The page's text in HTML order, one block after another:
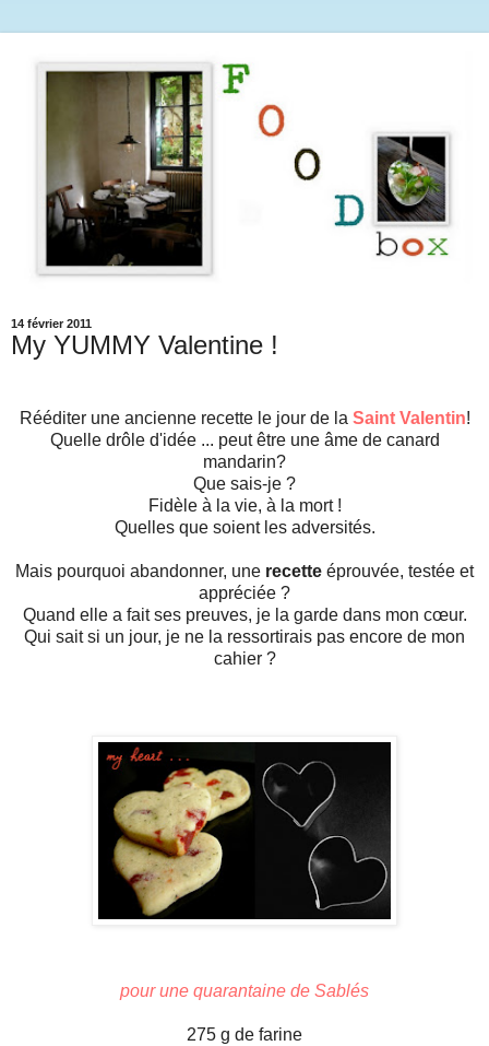
14 février 2011
My YUMMY Valentine !
Rééditer une ancienne recette le jour de laSaint Valentin!
Quelle drôle d'idée ... peut être une âme de canard
mandarin?
Que sais-je ?
Fidèle à la vie, à la mort !
Quelles que soient les adversités.
Mais pourquoi abandonner, une recette éprouvée, testée et
appréciée ?
Quand elle a fait ses preuves, je la garde dans mon cœur.
Qui sait si un jour, je ne la ressortirais pas encore de mon
cahier ?
pour une quarantaine de Sablés
275 g de farine